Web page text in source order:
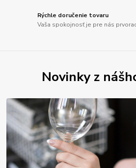
Rýchle doručenie tovaru
Vaša spokojnosť je pre nás
Novinky z